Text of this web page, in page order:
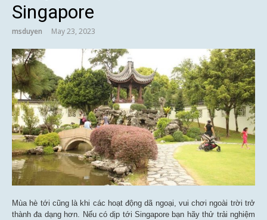
Singapore
msduyen May 23, 2023
Mùa hè tới cũng là khi các hoạt động dã ngoại, vui chơi ngoài trời trở
thành đa dạng hơn. Nếu có dịp tới Singapore bạn hãy thử trải nghiệm